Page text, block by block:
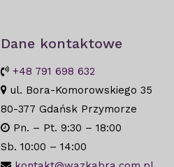
Dane kontaktowe
+48 791 698 632
ul. Bora-Komorowskiego 35
80-377 Gdańsk Przymorze
Pn. – Pt. 9:30 – 18:00
Sb. 10:00 – 14:00